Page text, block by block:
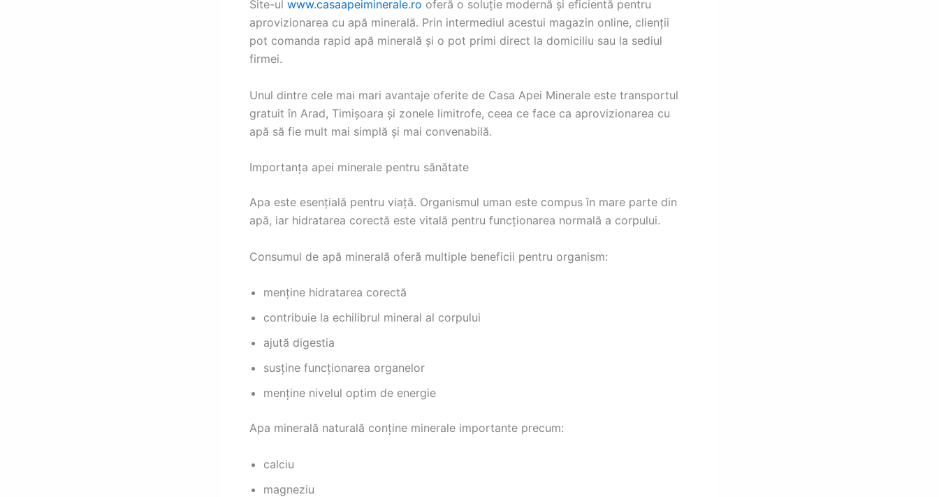
Site-ul www.casaapeiminerale.ro oferă o soluție modernă și eficientă pentru
aprovizionarea cu apă minerală. Prin intermediul acestui magazin online, clienții
pot comanda rapid apă minerală și o pot primi direct la domiciliu sau la sediul
firmei.
Unul dintre cele mai mari avantaje oferite de Casa Apei Minerale este transportul
gratuit în Arad, Timișoara și zonele limitrofe, ceea ce face ca aprovizionarea cu
apă să fie mult mai simplă și mai convenabilă.
Importanța apei minerale pentru sănătate
Apa este esențială pentru viață. Organismul uman este compus în mare parte din
apă, iar hidratarea corectă este vitală pentru funcționarea normală a corpului.
Consumul de apă minerală oferă multiple beneficii pentru organism:
menține hidratarea corectă
contribuie la echilibrul mineral al corpului
ajută digestia
susține funcționarea organelor
menține nivelul optim de energie
Apa minerală naturală conține minerale importante precum:
calciu
magneziu